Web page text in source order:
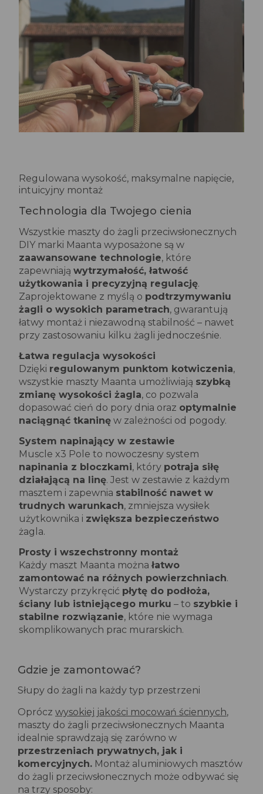
Regulowana wysokość, maksymalne napięcie,
intuicyjny montaż
Technologia dla Twojego cienia
Wszystkie maszty do żagli przeciwsłonecznych
DIY marki Maanta wyposażone są w
zaawansowane technologie, które
zapewniają wytrzymałość, łatwość
użytkowania i precyzyjną regulację.
Zaprojektowane z myślą o podtrzymywaniu
żagli o wysokich parametrach, gwarantują
łatwy montaż i niezawodną stabilność – nawet
przy zastosowaniu kilku żagli jednocześnie.
Łatwa regulacja wysokości
Dzięki regulowanym punktom kotwiczenia,
wszystkie maszty Maanta umożliwiają szybką
zmianę wysokości żagla, co pozwala
dopasować cień do pory dnia oraz optymalnie
naciągnąć tkaninę w zależności od pogody.
System napinający w zestawie
Muscle x3 Pole to nowoczesny system
napinania z bloczkami, który potraja siłę
działającą na linę. Jest w zestawie z każdym
masztem i zapewnia stabilność nawet w
trudnych warunkach, zmniejsza wysiłek
użytkownika i zwiększa bezpieczeństwo
żagla.
Prosty i wszechstronny montaż
Każdy maszt Maanta można łatwo
zamontować na różnych powierzchniach.
Wystarczy przykręcić płytę do podłoża,
ściany lub istniejącego murku – to szybkie i
stabilne rozwiązanie, które nie wymaga
skomplikowanych prac murarskich.
Gdzie je zamontować?
Słupy do żagli na każdy typ przestrzeni
Oprócz wysokiej jakości mocowań ściennych,
maszty do żagli przeciwsłonecznych Maanta
idealnie sprawdzają się zarówno w
przestrzeniach prywatnych, jak i
komercyjnych. Montaż aluminiowych masztów
do żagli przeciwsłonecznych może odbywać się
na trzy sposoby: